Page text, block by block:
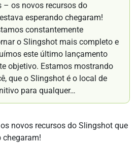
– os novos recursos do
esperando chegaram!
constantemente
o Slingshot mais completo e
este último lançamento
objetivo. Estamos mostrando
que o Slingshot é o local de
para qualquer…
novos recursos do Slingshot que
chegaram!